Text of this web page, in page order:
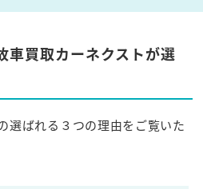
車買取カーネクストが選
選ばれる３つの理由をご覧いた